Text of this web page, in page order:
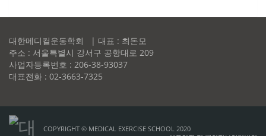
대한메디컬운동학회 | 대표 : 최돈모
주소 : 서울특별시 강서구 공항대로 209
사업자등록번호 : 206-38-93037
대표전화 : 02-3663-7325
COPYRIGHT © MEDICAL EXERCISE SCHOOL 2020